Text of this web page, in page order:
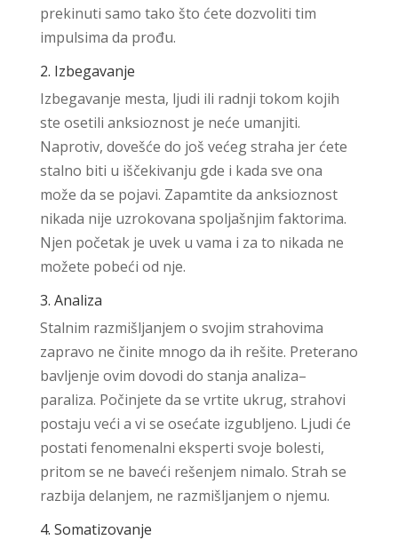
prekinuti samo tako što ćete dozvoliti tim
impulsima da prođu.
2. Izbegavanje
Izbegavanje mesta, ljudi ili radnji tokom kojih
ste osetili anksioznost je neće umanjiti.
Naprotiv, dovešće do još većeg straha jer ćete
stalno biti u iščekivanju gde i kada sve ona
može da se pojavi. Zapamtite da anksioznost
nikada nije uzrokovana spoljašnjim faktorima.
Njen početak je uvek u vama i za to nikada ne
možete pobeći od nje.
3. Analiza
Stalnim razmišljanjem o svojim strahovima
zapravo ne činite mnogo da ih rešite. Preterano
bavljenje ovim dovodi do stanja analiza–
paraliza. Počinjete da se vrtite ukrug, strahovi
postaju veći a vi se osećate izgubljeno. Ljudi će
postati fenomenalni eksperti svoje bolesti,
pritom se ne baveći rešenjem nimalo. Strah se
razbija delanjem, ne razmišljanjem o njemu.
4. Somatizovanje